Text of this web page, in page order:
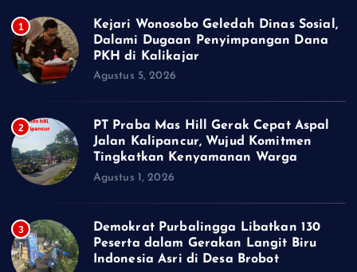
1
Kejari Wonosobo Geledah Dinas Sosial,
Dalami Dugaan Penyimpangan Dana
PKH di Kalikajar
Agustus 5, 2026
2
PT Praba Mas Hill Gerak Cepat Aspal
Jalan Kalipancur, Wujud Komitmen
Tingkatkan Kenyamanan Warga
Agustus 1, 2026
3
Demokrat Purbalingga Libatkan 130
Peserta dalam Gerakan Langit Biru
Indonesia Asri di Desa Brobot